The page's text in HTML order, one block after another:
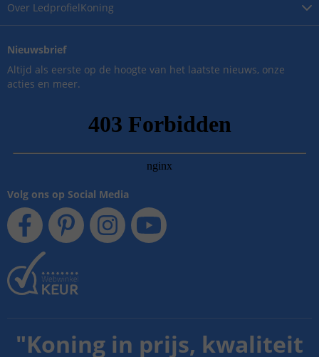
Over LedprofielKoning
Nieuwsbrief
Altijd als eerste op de hoogte van het laatste nieuws, onze
acties en meer.
Volg ons op Social Media
"Koning in prijs, kwaliteit